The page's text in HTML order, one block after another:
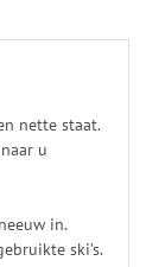
nette staat.
u
in.
ski’s.